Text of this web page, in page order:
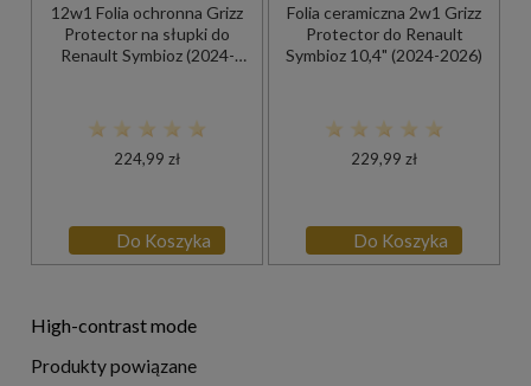
12w1 Folia ochronna Grizz
Protector na słupki do
Renault Symbioz (2024-
224,99 zł
Do Koszyka
Folia ceramiczna 2w1 Grizz
Protector do Renault
Symbioz 10,4" (2024-2026)
229,99 zł
Do Koszyka
High-contrast mode
Produkty powiązane